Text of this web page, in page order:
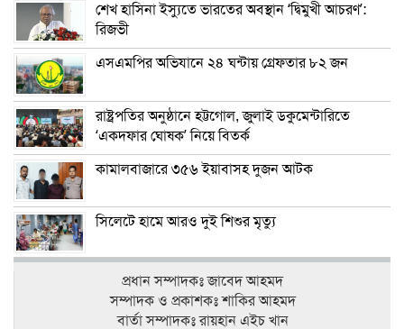
শেখ হাসিনা ইস্যুতে ভারতের অবস্থান ‘দ্বিমুখী আচরণ’:
রিজভী
এসএমপির অভিযানে ২৪ ঘন্টায় গ্রেফতার ৮২ জন
রাষ্ট্রপতির অনুষ্ঠানে হট্টগোল, জুলাই ডকুমেন্টারিতে
‘একদফার ঘোষক’ নিয়ে বিতর্ক
কামালবাজারে ৩৫৬ ইয়াবাসহ দুজন আটক
সিলেটে হামে আরও দুই শিশুর মৃত্যু
প্রধান সম্পাদকঃ জাবেদ আহমদ
সম্পাদক ও প্রকাশকঃ শাকির আহমদ
বার্তা সম্পাদকঃ রায়হান এইচ খান